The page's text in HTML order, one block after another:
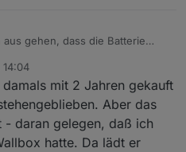
aus gehen, dass die Batterie
und 77%. Sieht bei dir ja
hatte ich 11,9V gemessen.
gekauft und der ist jetzt ca. 4
der Zeit mal gewechselt wurde,
mit 2 Jahren gekauft
Aber das
- daran gelegen, daß ich
hatte. Da lädt er